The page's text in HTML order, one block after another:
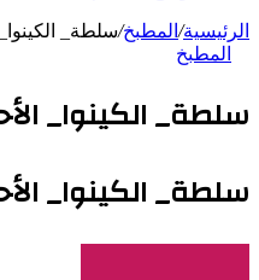
الرئيسية/ المطبخ/سلطة_
المطبخ
سلطة_ الكينوا_
سلطة_ الكينوا_